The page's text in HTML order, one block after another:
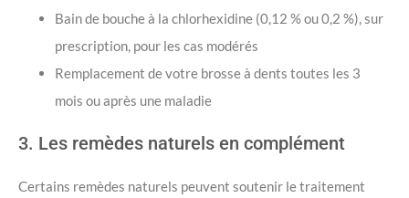
Bain de bouche à la chlorhexidine (0,12 % ou 0,2 %), sur
prescription, pour les cas modérés
Remplacement de votre brosse à dents toutes les 3
mois ou après une maladie
3. Les remèdes naturels en complément
Certains remèdes naturels peuvent soutenir le traitement